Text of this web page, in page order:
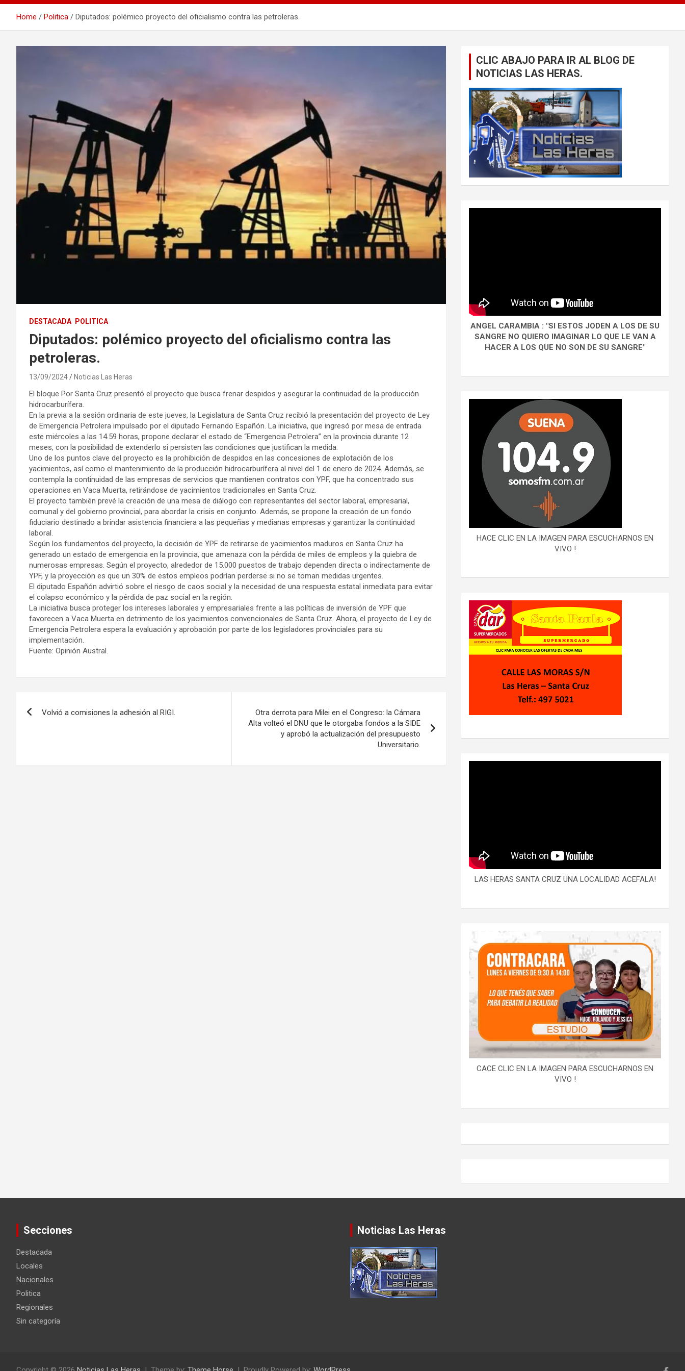
Home Politica Diputados: polémico proyecto del oficialismo contra las petroleras.
DESTACADA POLITICA
Diputados: polémico proyecto del oficialismo contra las
petroleras.
13/09/2024 Noticias Las Heras
El bloque Por Santa Cruz presentó el proyecto que busca frenar despidos y asegurar la continuidad de la producción
hidrocarburífera.
En la previa a la sesión ordinaria de este jueves, la Legislatura de Santa Cruz recibió la presentación del proyecto de Ley
de Emergencia Petrolera impulsado por el diputado Fernando Españón. La iniciativa, que ingresó por mesa de entrada
este miércoles a las 14.59 horas, propone declarar el estado de “Emergencia Petrolera” en la provincia durante 12
meses, con la posibilidad de extenderlo si persisten las condiciones que justifican la medida.
Uno de los puntos clave del proyecto es la prohibición de despidos en las concesiones de explotación de los
yacimientos, así como el mantenimiento de la producción hidrocarburífera al nivel del 1 de enero de 2024. Además, se
contempla la continuidad de las empresas de servicios que mantienen contratos con YPF, que ha concentrado sus
operaciones en Vaca Muerta, retirándose de yacimientos tradicionales en Santa Cruz.
El proyecto también prevé la creación de una mesa de diálogo con representantes del sector laboral, empresarial,
comunal y del gobierno provincial, para abordar la crisis en conjunto. Además, se propone la creación de un fondo
fiduciario destinado a brindar asistencia financiera a las pequeñas y medianas empresas y garantizar la continuidad
laboral.
Según los fundamentos del proyecto, la decisión de YPF de retirarse de yacimientos maduros en Santa Cruz ha
generado un estado de emergencia en la provincia, que amenaza con la pérdida de miles de empleos y la quiebra de
numerosas empresas. Según el proyecto, alrededor de 15.000 puestos de trabajo dependen directa o indirectamente de
YPF, y la proyección es que un 30% de estos empleos podrían perderse si no se toman medidas urgentes.
El diputado Españón advirtió sobre el riesgo de caos social y la necesidad de una respuesta estatal inmediata para evitar
el colapso económico y la pérdida de paz social en la región.
La iniciativa busca proteger los intereses laborales y empresariales frente a las políticas de inversión de YPF que
favorecen a Vaca Muerta en detrimento de los yacimientos convencionales de Santa Cruz. Ahora, el proyecto de Ley de
Emergencia Petrolera espera la evaluación y aprobación por parte de los legisladores provinciales para su
implementación.
Fuente: Opinión Austral.
Volvió a comisiones la adhesión al RIGI.
Otra derrota para Milei en el Congreso: la Cámara
Alta volteó el DNU que le otorgaba fondos a la SIDE
y aprobó la actualización del presupuesto
Universitario.
CLIC ABAJO PARA IR AL BLOG DE
NOTICIAS LAS HERAS.
ANGEL CARAMBIA : "SI ESTOS JODEN A LOS DE SU
SANGRE NO QUIERO IMAGINAR LO QUE LE VAN A
HACER A LOS QUE NO SON DE SU SANGRE"
HACE CLIC EN LA IMAGEN PARA ESCUCHARNOS EN
VIVO !
LAS HERAS SANTA CRUZ UNA LOCALIDAD ACEFALA!
CACE CLIC EN LA IMAGEN PARA ESCUCHARNOS EN
VIVO !
Secciones
Destacada
Locales
Nacionales
Politica
Regionales
Sin categoría
Noticias Las Heras